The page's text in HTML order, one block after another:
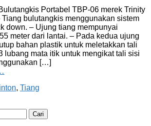
Portabel TBP-06 merek Trinity
bulutangkis menggunakan sistem
down. – Ujung tiang mempunyai
meter dari lantai. – Pada kedua ujung
bahan plastik untuk meletakkan tali
lubang mata itik untuk mengikat tali sisi
[…]
, Tiang